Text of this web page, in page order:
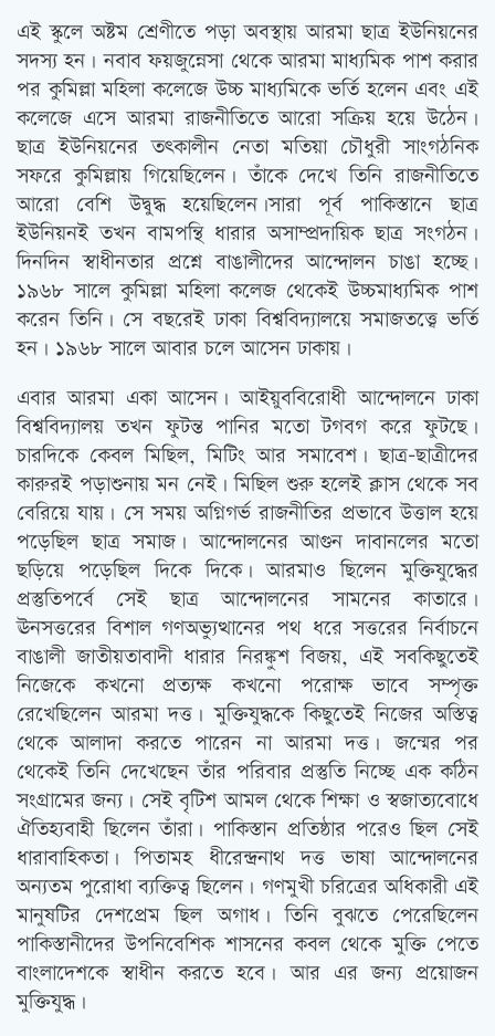
এই স্কুলে অষ্টম শ্রেণীতে পড়া অবস্থায় আরমা ছাত্র ইউনিয়নের
সদস্য হন। নবাব ফয়জুন্নেসা থেকে আরমা মাধ্যমিক পাশ করার
পর কুমিল্লা মহিলা কলেজে উচ্চ মাধ্যমিকে ভর্তি হলেন এবং এই
কলেজে এসে আরমা রাজনীতিতে আরো সক্রিয় হয়ে উঠেন।
ছাত্র ইউনিয়নের তত্‍কালীন নেতা মতিয়া চৌধুরী সাংগঠনিক
সফরে কুমিল্লায় গিয়েছিলেন। তাঁকে দেখে তিনি রাজনীতিতে
আরো বেশি উদ্বুদ্ধ হয়েছিলেন।সারা পূর্ব পাকিস্তানে ছাত্র
ইউনিয়নই তখন বামপন্থি ধারার অসাম্প্রদায়িক ছাত্র সংগঠন।
দিনদিন স্বাধীনতার প্রশ্নে বাঙালীদের আন্দোলন চাঙা হচ্ছে।
১৯৬৮ সালে কুমিল্লা মহিলা কলেজ থেকেই উচ্চমাধ্যমিক পাশ
করেন তিনি। সে বছরেই ঢাকা বিশ্ববিদ্যালয়ে সমাজতত্ত্বে ভর্তি
হন। ১৯৬৮ সালে আবার চলে আসেন ঢাকায়।
এবার আরমা একা আসেন। আইয়ুববিরোধী আন্দোলনে ঢাকা
বিশ্ববিদ্যালয় তখন ফুটন্ত পানির মতো টগবগ করে ফুটছে।
চারদিকে কেবল মিছিল, মিটিং আর সমাবেশ। ছাত্র-ছাত্রীদের
কারুরই পড়াশুনায় মন নেই। মিছিল শুরু হলেই ক্লাস থেকে সব
বেরিয়ে যায়। সে সময় অগ্নিগর্ভ রাজনীতির প্রভাবে উত্তাল হয়ে
পড়েছিল ছাত্র সমাজ। আন্দোলনের আগুন দাবানলের মতো
ছড়িয়ে পড়েছিল দিকে দিকে। আরমাও ছিলেন মুক্তিযুদ্ধের
প্রস্তুতিপর্বে সেই ছাত্র আন্দোলনের সামনের কাতারে।
ঊনসত্তরের বিশাল গণঅভ্যুত্থানের পথ ধরে সত্তরের নির্বাচনে
বাঙালী জাতীয়তাবাদী ধারার নিরঙ্কুশ বিজয়, এই সবকিছুতেই
নিজেকে কখনো প্রত্যক্ষ কখনো পরোক্ষ ভাবে সম্পৃক্ত
রেখেছিলেন আরমা দত্ত। মুক্তিযুদ্ধকে কিছুতেই নিজের অস্তিত্ব
থেকে আলাদা করতে পারেন না আরমা দত্ত। জন্মের পর
থেকেই তিনি দেখেছেন তাঁর পরিবার প্রস্তুতি নিচ্ছে এক কঠিন
সংগ্রামের জন্য। সেই বৃটিশ আমল থেকে শিক্ষা ও স্বজাত্যবোধে
ঐতিহ্যবাহী ছিলেন তাঁরা। পাকিস্তান প্রতিষ্ঠার পরেও ছিল সেই
ধারাবাহিকতা। পিতামহ ধীরেন্দ্রনাথ দত্ত ভাষা আন্দোলনের
অন্যতম পুরোধা ব্যক্তিত্ব ছিলেন। গণমুখী চরিত্রের অধিকারী এই
মানুষটির দেশপ্রেম ছিল অগাধ। তিনি বুঝতে পেরেছিলেন
পাকিস্তানীদের উপনিবেশিক শাসনের কবল থেকে মুক্তি পেতে
বাংলাদেশকে স্বাধীন করতে হবে। আর এর জন্য প্রয়োজন
মুক্তিযুদ্ধ।